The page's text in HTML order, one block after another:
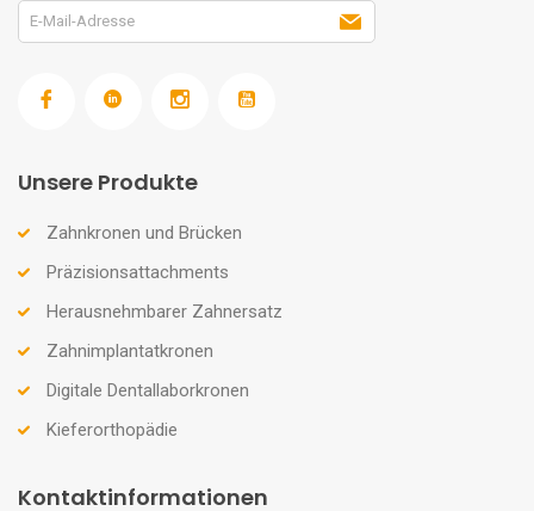
Unsere Produkte
Zahnkronen und Brücken
Präzisionsattachments
Herausnehmbarer Zahnersatz
Zahnimplantatkronen
Digitale Dentallaborkronen
Kieferorthopädie
Kontaktinformationen